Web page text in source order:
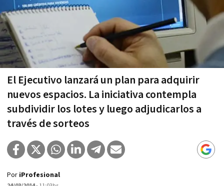
El Ejecutivo lanzará un plan para adquirir
nuevos espacios. La iniciativa contempla
subdividir los lotes y luego adjudicarlos a
través de sorteos
Por iProfesional